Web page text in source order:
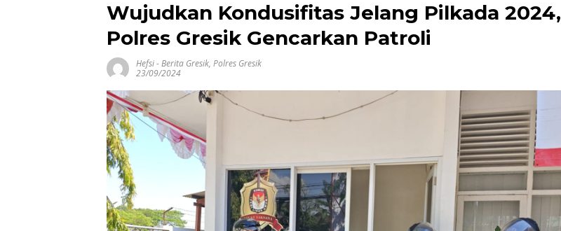
Wujudkan Kondusifitas Jelang Pilkada 2024,
Polres Gresik Gencarkan Patroli
Hefsi-Berita Gresik, Polres Gresik
23/09/2024